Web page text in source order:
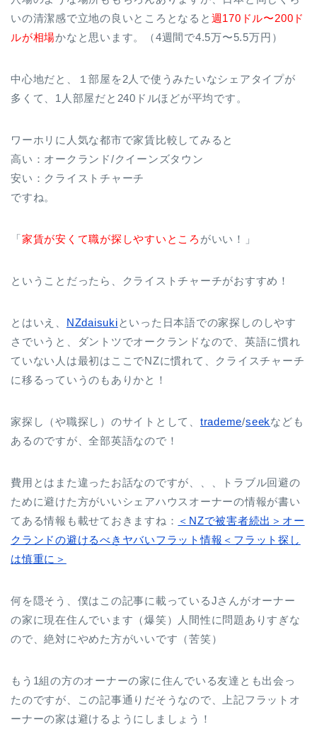
いの清潔感で立地の良いところとなると 週170ドル〜200ド
ルが相場かなと思います。（4週間で4.5万〜5.5万円）
中心地だと、１部屋を2人で使うみたいなシェアタイプが
多くて、1人部屋だと240ドルほどが平均です。
ワーホリに人気な都市で家賃比較してみると
高い：オークランド/クイーンズタウン
安い：クライストチャーチ
ですね。
「家賃が安くて職が探しやすいところ がいい！」
ということだったら、クライストチャーチがおすすめ！
とはいえ、 NZdaisukiといった日本語での家探しのしやす
さでいうと、ダントツでオークランドなので、英語に慣れ
ていない人は最初はここでNZに慣れて、クライスチャーチ
に移るっていうのもありかと！
家探し（や職探し）のサイトとして、 trademe/seekなども
あるのですが、全部英語なので！
費用とはまた違ったお話なのですが、、、トラブル回避の
ために避けた方がいいシェアハウスオーナーの情報が書い
てある情報も載せておきますね： ＜NZで被害者続出＞オー
クランドの避けるべきヤバいフラット情報＜フラット探し
は慎重に＞
何を隠そう、僕はこの記事に載っているJさんがオーナー
の家に現在住んでいます（爆笑）人間性に問題ありすぎな
ので、絶対にやめた方がいいです（苦笑）
もう1組の方のオーナーの家に住んでいる友達とも出会っ
たのですが、この記事通りだそうなので、上記フラットオ
ーナーの家は避けるようにしましょう！